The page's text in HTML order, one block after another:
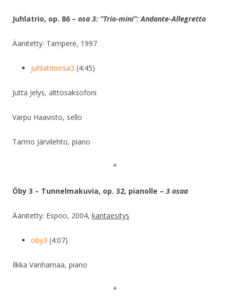
Juhlatrio, op. 86 – osa 3: ”Trio-mini”: Andante-Allegretto
Äänitetty: Tampere, 1997
juhlatrioosa3 (4:45)
Jutta Jelys, alttosaksofoni
Varpu Haavisto, sello
Tarmo Järvilehto, piano
*
Öby 3 – Tunnelmakuvia, op. 32, pianolle – 3 osaa
Äänitetty: Espoo, 2004, kantaesitys
oby3 (4:07)
Ilkka Vanhamaa, piano
*